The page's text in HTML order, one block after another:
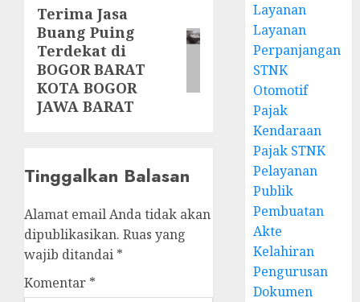
Next
post:
Terima Jasa
Buang Puing
Terdekat di
BOGOR BARAT
KOTA BOGOR
JAWA BARAT
Tinggalkan Balasan
Alamat email Anda tidak akan
dipublikasikan. Ruas yang
wajib ditandai *
Komentar *
Layanan
Layanan
Perpanjangan
STNK
Otomotif
Pajak
Kendaraan
Pajak STNK
Pelayanan
Publik
Pembuatan
Akte
Kelahiran
Pengurusan
Dokumen